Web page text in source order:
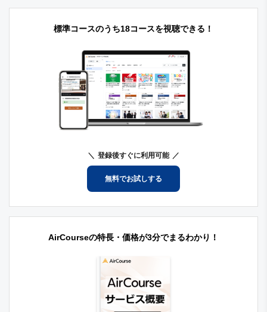
標準コースのうち18コースを視聴できる！
登録後すぐに利用可能
無料でお試しする
AirCourseの特長・価格が3分でまるわかり！